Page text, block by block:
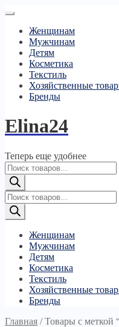
Женщинам
Мужчинам
Детям
Косметика
Текстиль
Хозяйственные
Бренды
Elina24
Теперь еще удобнее
Поиск
товаров
Поиск
товаров
Женщинам
Мужчинам
Детям
Косметика
Текстиль
Хозяйственные
Бренды
Главная /Товары с меткой